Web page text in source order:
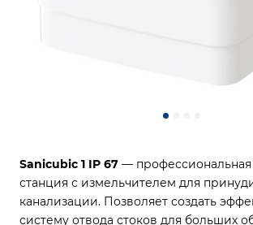
Sanicubic 1 IP 67 — профессиональная
станция с измельчителем для
канализации. Позволяет создать
систему отвода стоков для больших